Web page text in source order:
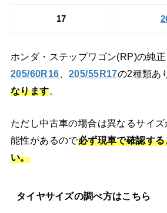
17
ホンダ・ステップワゴン(RP)の純
205/60R16 、205/55R17の2種類あ
なります。
ただし中古車の場合は異なるサイ
能性があるので必ず現車で確認す
い。
タイヤサイズの調べ方はこちら